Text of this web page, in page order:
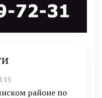
районе по